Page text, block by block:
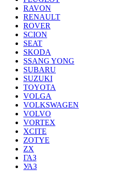
RAVON
RENAULT
ROVER
SCION
SEAT
SKODA
SSANG YONG
SUBARU
SUZUKI
TOYOTA
VOLGA
VOLKSWAGEN
VOLVO
VORTEX
XCITE
ZOTYE
ZX
ГАЗ
УАЗ